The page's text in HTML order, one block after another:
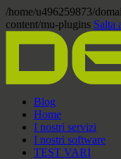
/home/u496259873/
content/mu-plugins Salta
Blog
Home
I nostri servizi
I nostri software
TEST VARI